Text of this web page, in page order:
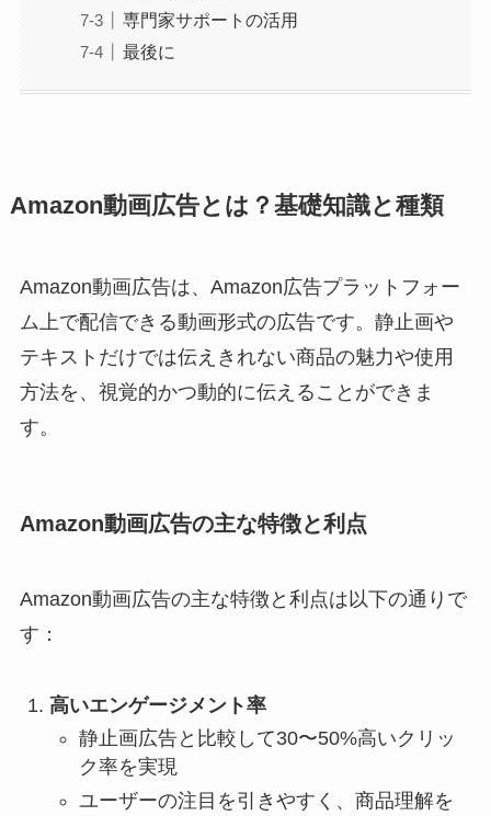
専門家サポートの活用
最後に
Amazon動画広告とは？基礎知識と種類
Amazon動画広告は、Amazon広告プラットフォー
ム上で配信できる動画形式の広告です。静止画や
テキストだけでは伝えきれない商品の魅力や使用
方法を、視覚的かつ動的に伝えることができま
す。
Amazon動画広告の主な特徴と利点
Amazon動画広告の主な特徴と利点は以下の通りで
す：
高いエンゲージメント率
静止画広告と比較して30〜50%高いクリッ
ク率を実現
ユーザーの注目を引きやすく、商品理解を